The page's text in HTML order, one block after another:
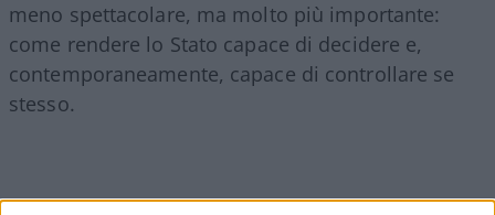
meno spettacolare, ma molto più importante:
come rendere lo Stato capace di decidere e,
contemporaneamente, capace di controllare se
stesso.